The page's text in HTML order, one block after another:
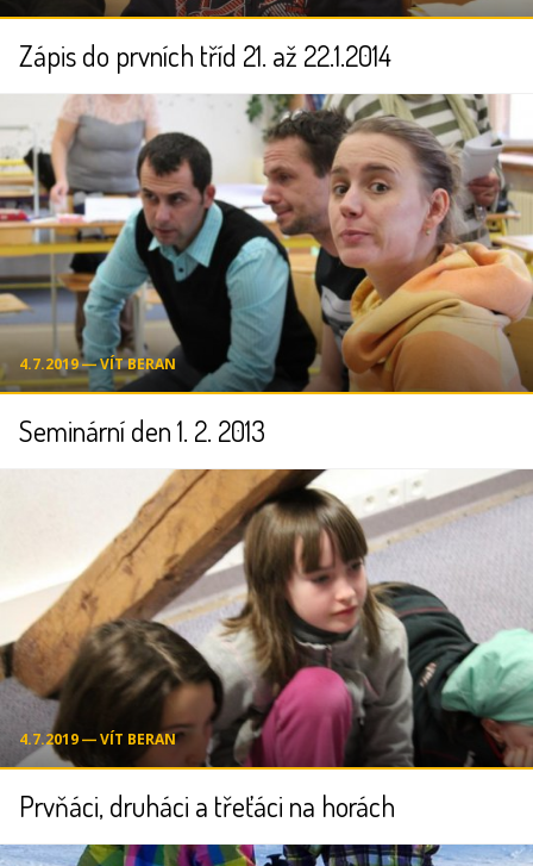
Zápis do prvních tříd 21. až 22.1.2014
4.7.2019 ― VÍT BERAN
Seminární den 1. 2. 2013
4.7.2019 ― VÍT BERAN
Prvňáci, druháci a třeťáci na horách